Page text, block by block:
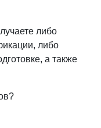
либо
либо
а также